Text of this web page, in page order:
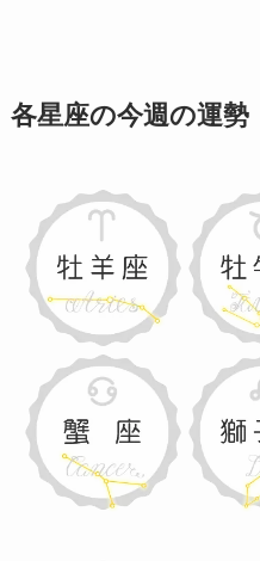
各星座の今週の運勢